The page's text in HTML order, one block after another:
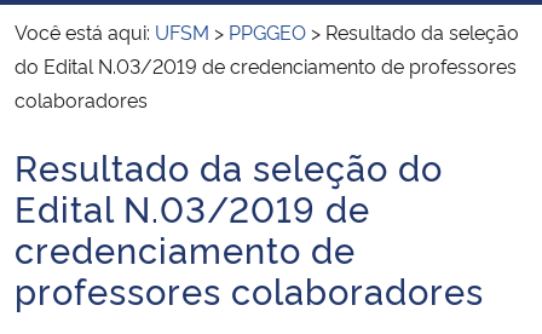
Ministério das Relações Exteriores
Ministério da Economia
Ministério da Infraestrutura
Ministério da Agricultura, Pecuária e Abastecimento
Ministério da Educação
Você está aqui: UFSM > PPGGEO > Resultado da seleção
do Edital N.03/2019 de credenciamento de professores
colaboradores
Início do conteúdo
Resultado da seleção do
Edital N.03/2019 de
credenciamento de
professores colaboradores